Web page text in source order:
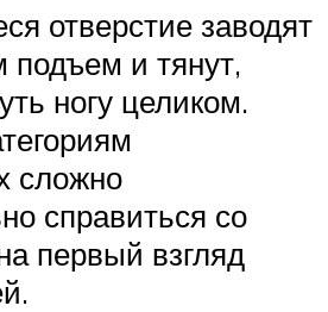
отверстие заводят
подъем и тянут,
ногу целиком.
сложно
справиться со
первый взгляд